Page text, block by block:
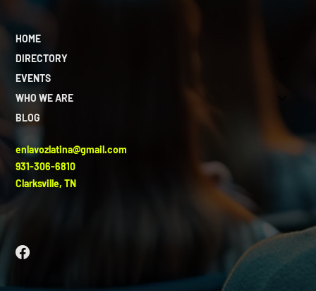
HOME
DIRECTORY
EVENTS
WHO WE ARE
BLOG
enlavozlatina@gmail.com
931-306-6810
Clarksville, TN